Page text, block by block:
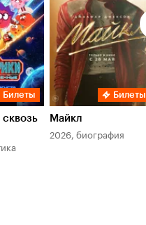
Билеты Билеты
Майкл
2026, биография